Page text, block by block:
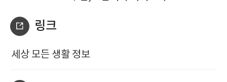
링크
세상 모든 생활 정보